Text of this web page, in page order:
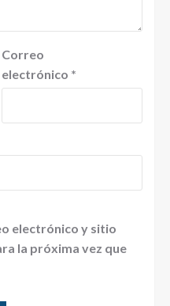
Correo
electrónico *
electrónico y sitio
la próxima vez que